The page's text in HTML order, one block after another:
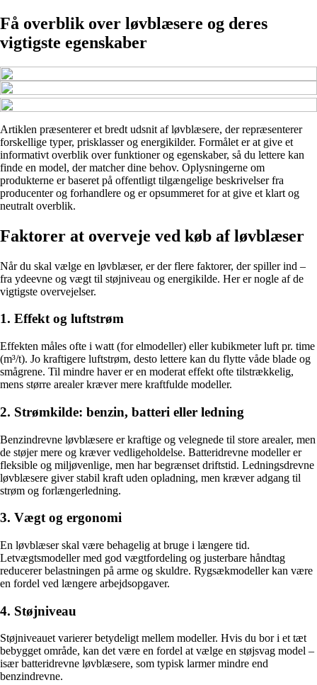
Få overblik over løvblæsere og deres
vigtigste egenskaber
Artiklen præsenterer et bredt udsnit af løvblæsere, der repræsenterer
forskellige typer, prisklasser og energikilder. Formålet er at give et
informativt overblik over funktioner og egenskaber, så du lettere kan
finde en model, der matcher dine behov. Oplysningerne om
produkterne er baseret på offentligt tilgængelige beskrivelser fra
producenter og forhandlere og er opsummeret for at give et klart og
neutralt overblik.
Faktorer at overveje ved køb af løvblæser
Når du skal vælge en løvblæser, er der flere faktorer, der spiller ind –
fra ydeevne og vægt til støjniveau og energikilde. Her er nogle af de
vigtigste overvejelser.
1. Effekt og luftstrøm
Effekten måles ofte i watt (for elmodeller) eller kubikmeter luft pr. time
(m³/t). Jo kraftigere luftstrøm, desto lettere kan du flytte våde blade og
smågrene. Til mindre haver er en moderat effekt ofte tilstrækkelig,
mens større arealer kræver mere kraftfulde modeller.
2. Strømkilde: benzin, batteri eller ledning
Benzindrevne løvblæsere er kraftige og velegnede til store arealer, men
de støjer mere og kræver vedligeholdelse. Batteridrevne modeller er
fleksible og miljøvenlige, men har begrænset driftstid. Ledningsdrevne
løvblæsere giver stabil kraft uden opladning, men kræver adgang til
strøm og forlængerledning.
3. Vægt og ergonomi
En løvblæser skal være behagelig at bruge i længere tid.
Letvægtsmodeller med god vægtfordeling og justerbare håndtag
reducerer belastningen på arme og skuldre. Rygsækmodeller kan være
en fordel ved længere arbejdsopgaver.
4. Støjniveau
Støjniveauet varierer betydeligt mellem modeller. Hvis du bor i et tæt
bebygget område, kan det være en fordel at vælge en støjsvag model –
især batteridrevne løvblæsere, som typisk larmer mindre end
benzindrevne.